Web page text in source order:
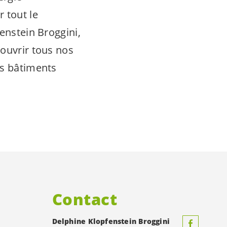
tout le
Broggini,
tous nos
bâtiments
Contact
Delphine Klopfenstein Broggini